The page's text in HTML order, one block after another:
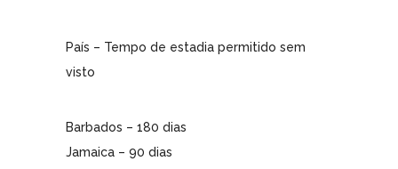
País – Tempo de estadia permitido sem
visto
Barbados – 180 dias
Jamaica – 90 dias